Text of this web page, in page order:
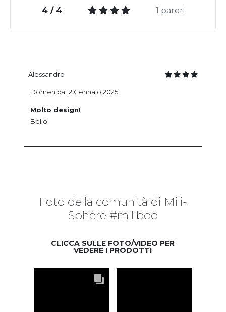
4 / 4 1 pareri
Alessandro
Molto design!
Bello!
Domenica 12 Gennaio 2025
Foto della comunità di Mili-
Sphère #miliboo
CLICCA SULLE FOTO/VIDEO PER
VEDERE I PRODOTTI